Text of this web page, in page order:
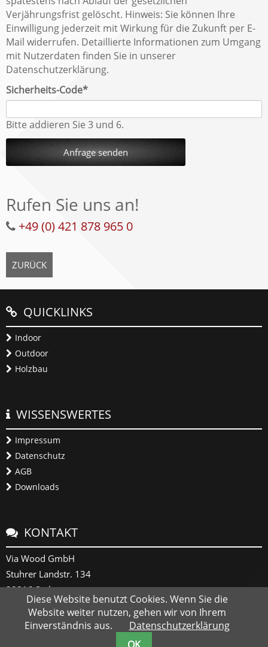
Verjährungsfrist gelöscht. Hinweis: Sie können Ihre
Einwilligung jederzeit mit Wirkung für die Zukunft per E-
Mail widerrufen. Detaillierte Informationen zum Umgang
mit Nutzerdaten finden Sie in unserer
Datenschutzerklärung.
Pflichtfeld
Sicherheits-Code*
Bitte addieren Sie 3 und 6.
Anfrage senden
Rufen Sie uns an!
+49 (0) 421 878 965 0
ZURÜCK
QUICKLINKS
Indoor
Outdoor
Holzbau
WISSENSWERTES
Impressum
Datenschutz
AGB
Downloads
KONTAKT
Via Wood GmbH
Stuhrer Landstr. 134
28816 Stuhr
+49 (0) 421 878 965 0
info@viawood.de
Diese Website benutzt Cookies. Wenn Sie die
Website weiter nutzen, gehen wir von Ihrem
Einverständnis aus.
Datenschutzerklärung